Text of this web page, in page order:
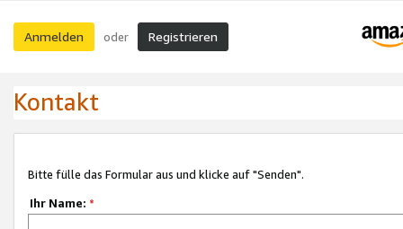
Anmelden oder Registrieren
Kontakt
Bitte fülle das Formular aus und klicke auf "Senden".
Ihr Name: *